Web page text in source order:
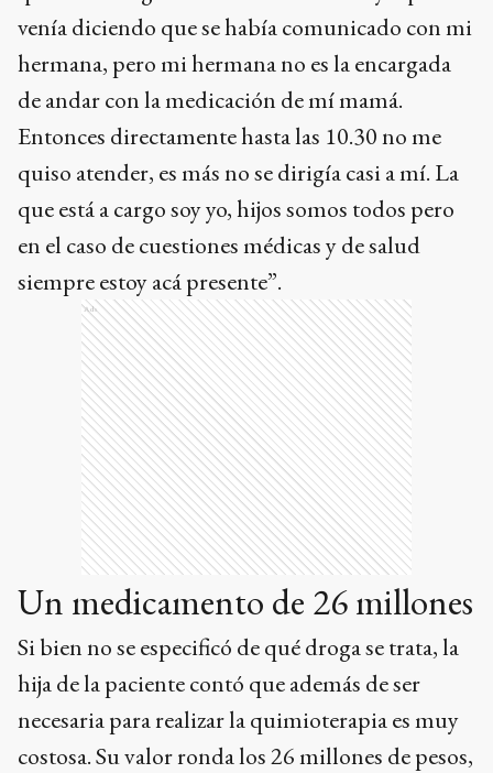
venía diciendo que se había comunicado con mi
hermana, pero mi hermana no es la encargada
de andar con la medicación de mí mamá.
Entonces directamente hasta las 10.30 no me
quiso atender, es más no se dirigía casi a mí. La
que está a cargo soy yo, hijos somos todos pero
en el caso de cuestiones médicas y de salud
siempre estoy acá presente”.
Ads
Un medicamento de 26 millones
Si bien no se especificó de qué droga se trata, la
hija de la paciente contó que además de ser
necesaria para realizar la quimioterapia es muy
costosa. Su valor ronda los 26 millones de pesos,